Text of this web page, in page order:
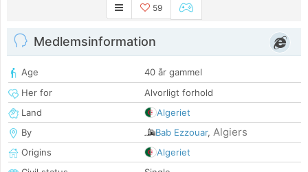
59
Medlemsinformation
Age
40 år gammel
Her for
Alvorligt forhold
Land
Algeriet
By
Bab Ezzouar, Algiers
Origins
Algeriet